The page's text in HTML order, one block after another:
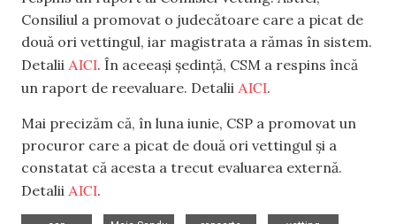
Consiliul a promovat o judecătoare care a picat de
două ori vettingul, iar magistrata a rămas în sistem.
Detalii AICI. În aceeași ședință, CSM a respins încă
un raport de reevaluare. Detalii AICI.
Mai precizăm că, în luna iunie, CSP a promovat un
procuror care a picat de două ori vettingul și a
constatat că acesta a trecut evaluarea externă.
Detalii AICI.